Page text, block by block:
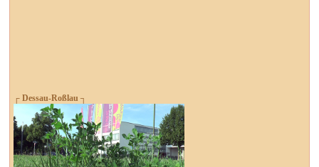
┌ Dessau-Roßlau ┐